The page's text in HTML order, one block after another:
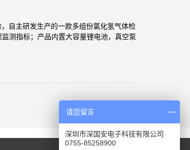
自主研发生产的一款多组份氯化氢气体检
测指标；产品内置大容量锂电池，真空泵
请您留言
深圳市深国安电子科技有限公司
0755-85258900